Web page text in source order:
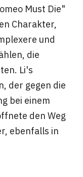
Must Die"
Charakter,
und
die
Li's
der gegen die
bei einem
den Weg
ebenfalls in